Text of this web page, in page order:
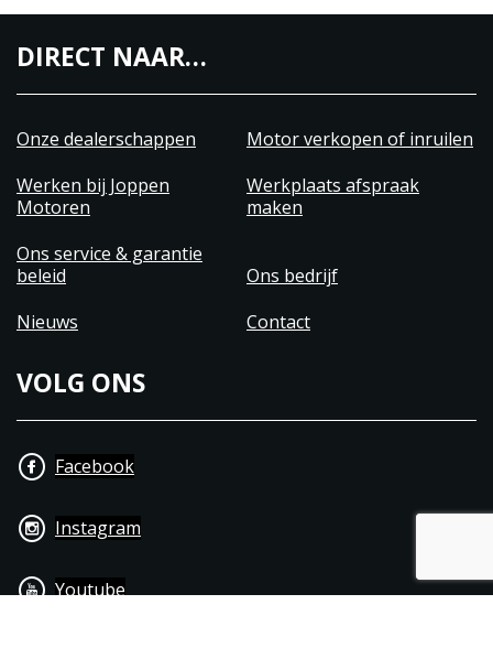
DIRECT NAAR…
Onze dealerschappen
Motor verkopen of inruilen
Werken bij Joppen
Motoren
Werkplaats afspraak
maken
Ons service & garantie
beleid
Ons bedrijf
Nieuws
Contact
VOLG ONS
Facebook
Instagram
Youtube